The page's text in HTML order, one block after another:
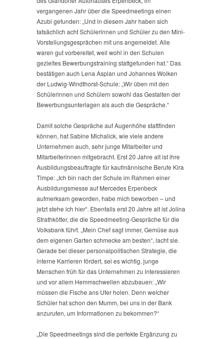
vergangenen Jahr über die Speedmeetings einen
Azubi gefunden: „Und in diesem Jahr haben sich
tatsächlich acht Schülerinnen und Schüler zu den Mini-
Vorstellungsgesprächen mit uns angemeldet. Alle
waren gut vorbereitet, weil wohl in den Schulen
gezieltes Bewerbungstraining stattgefunden hat.“ Das
bestätigen auch Lena Asplan und Johannes Wolken
der Ludwig-Windthorst-Schule: „Wir üben mit den
Schülerinnen und Schülern sowohl das Gestalten der
Bewerbungsunterlagen als auch die Gespräche.“
Damit solche Gespräche auf Augenhöhe stattfinden
können, hat Sabine Michalick, wie viele andere
Unternehmen auch, sehr junge Mitarbeiter und
Mitarbeiterinnen mitgebracht. Erst 20 Jahre alt ist ihre
Ausbildungsbeauftragte für kaufmännische Berufe Kira
Timpe: „Ich bin nach der Schule im Rahmen einer
Ausbildungsmesse auf Mercedes Erpenbeck
aufmerksam geworden, habe mich beworben – und
jetzt stehe ich hier“. Ebenfalls erst 20 Jahre alt ist Jolina
Strathkötter, die die Speedmeeting-Gespräche für die
Volksbank führt. „Mein Chef sagt immer, Gemüse aus
dem eigenen Garten schmecke am besten“, lacht sie.
Gerade bei dieser personalpolitischen Strategie, die
interne Karrieren fördert, sei es wichtig, junge
Menschen früh für das Unternehmen zu interessieren
und vor allem Hemmschwellen abzubauen: „Wir
müssen die Fische ans Ufer holen. Denn welcher
Schüler hat schon den Mumm, bei uns in der Bank
anzurufen, um Informationen zu bekommen?“
„Die Speedmeetings sind die perfekte Ergänzung zu